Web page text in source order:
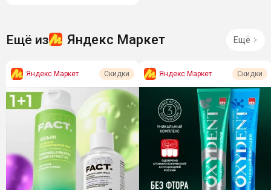
Ещё из Яндекс Маркет Ещё
Яндекс Маркет Скидки Яндекс Маркет Скидки